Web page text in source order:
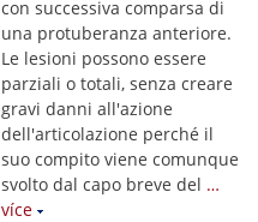
con successiva comparsa di
una protuberanza anteriore.
Le lesioni possono essere
parziali o totali, senza creare
gravi danni all'azione
dell'articolazione perché il
suo compito viene comunque
svolto dal capo breve del …
více